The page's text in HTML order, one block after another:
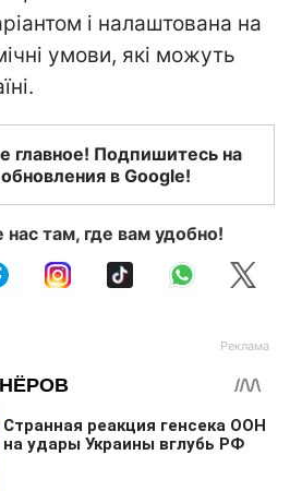
і налаштована на
умови, які можуть
главное! Подпишитесь на
в Google!
нас там, где вам удобно!